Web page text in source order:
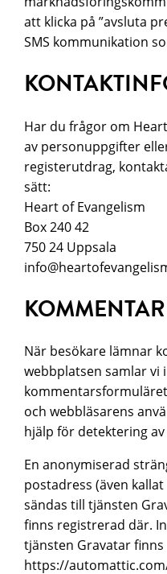
att klicka på ”avsluta
SMS kommunikation
Har du frågor om
av personuppgifter
registerutdrag,
sätt:
Heart of Evangelism
Box 240 42
750 24 Uppsala
När besökare lämnar
webbplatsen samlar vi
och webbläsarens
hjälp för detektering
En anonymiserad
postadress (även
sändas till tjänsten
finns registrerad där.
tjänsten Gravatar finns
https://